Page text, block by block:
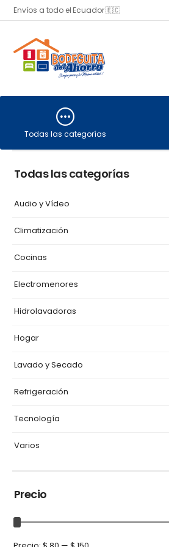
Envíos a todo el Ecuador 🇪🇨
Todas las categorías
Todas las categorías
Audio y Vídeo
Climatización
Cocinas
Electromenores
Hidrolavadoras
Hogar
Lavado y Secado
Refrigeración
Tecnología
Varios
Precio